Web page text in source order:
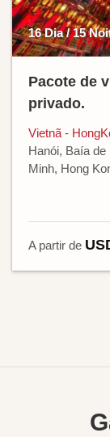
16 Dia / 15
Pacote de
privado.
Vietnã -
Hanói, Baía de
Minh, Hong
A partir de